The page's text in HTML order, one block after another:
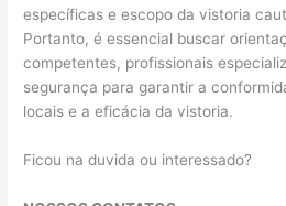
específicas e escopo da vistoria
Portanto, é essencial buscar
competentes, profissionais
segurança para garantir a
locais e a eficácia da vistoria.
Ficou na duvida ou interessado?